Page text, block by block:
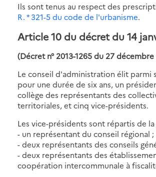
Ils sont tenus au respect des
R. * 321-5 du code de l'urbanisme.
Article 10 du décret du 14
(Décret n° 2013-1265 du 27 décembre
Le conseil d'administration élit parmi
pour une durée de six ans, un
collège des représentants des
territoriales, et cinq vice-présidents.
Les vice-présidents sont répartis de
- un représentant du conseil régional ;
- deux représentants des conseils
- deux représentants des
coopération intercommunale à